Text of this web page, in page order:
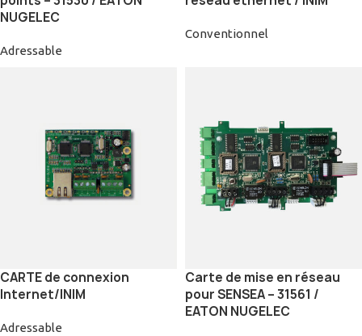
NUGELEC
Adressable
Conventionnel
CARTE de connexion
Internet/INIM
Adressable
Carte de mise en réseau
pour SENSEA – 31561 /
EATON NUGELEC